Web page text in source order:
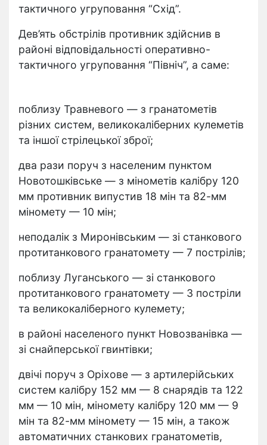
тактичного угруповання “Схід”.
Дев’ять обстрілів противник здійснив в
районі відповідальності оперативно-
тактичного угруповання “Північ”, а саме:
поблизу Травневого — з гранатометів
різних систем, великокаліберних кулеметів
та іншої стрілецької зброї;
два рази поруч з населеним пунктом
Новотошківське — з мінометів калібру 120
мм противник випустив 18 мін та 82-мм
міномету — 10 мін;
неподалік з Миронівським — зі станкового
протитанкового гранатомету — 7 пострілів;
поблизу Луганського — зі станкового
протитанкового гранатомету — 3 постріли
та великокаліберного кулемету;
в районі населеного пункт Новозванівка —
зі снайперської гвинтівки;
двічі поруч з Оріхове — з артилерійських
систем калібру 152 мм — 8 снарядів та 122
мм — 10 мін, міномету калібру 120 мм — 9
мін та 82-мм міномету — 15 мін, а також
автоматичних станкових гранатометів,